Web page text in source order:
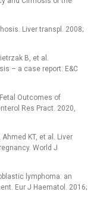
Liver transpl. 2008;
B, et al.
–⁠ a case report. E&C
Outcomes of
Res Pract. 2020,
KT, et al. Liver
World J
lymphoma: an
Eur J Haematol. 2016;